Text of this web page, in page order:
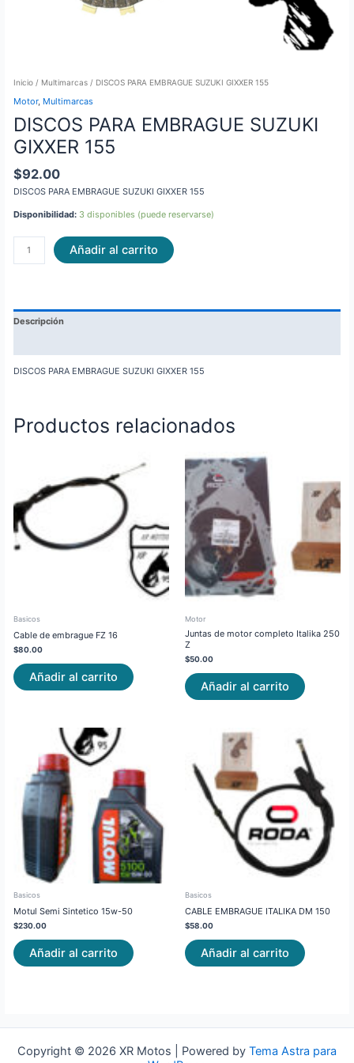
Inicio/ Multimarcas/ DISCOS PARA EMBRAGUE SUZUKI GIXXER 155
Motor, Multimarcas
DISCOS PARA EMBRAGUE SUZUKI
GIXXER 155
$92.00
DISCOS PARA EMBRAGUE SUZUKI GIXXER 155
Disponibilidad: 3 disponibles (puede reservarse)
Añadir al carrito
Descripción
DISCOS PARA EMBRAGUE SUZUKI GIXXER 155
Productos relacionados
Basicos
Cable de embrague FZ 16
$80.00
Añadir al carrito
Motor
Juntas de motor completo Italika 250
Z
$50.00
Añadir al carrito
Basicos
Motul Semi Sintetico 15w-50
$230.00
Añadir al carrito
Basicos
CABLE EMBRAGUE ITALIKA DM 150
$58.00
Añadir al carrito
Copyright © 2026 XR Motos | Powered by Tema Astra para